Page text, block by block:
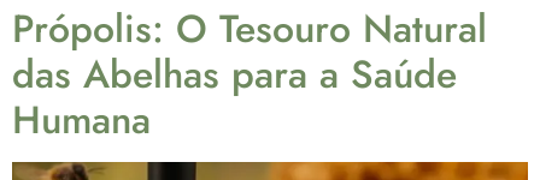
Própolis: O Tesouro Natural
das Abelhas para a Saúde
Humana